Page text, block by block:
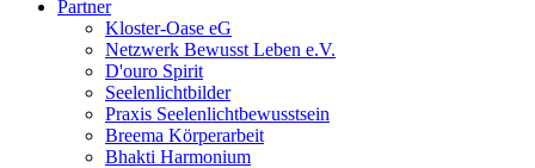
Partner
Kloster-Oase eG
Netzwerk Bewusst Leben e.V.
D'ouro Spirit
Seelenlichtbilder
Praxis Seelenlichtbewusstsein
Breema Körperarbeit
Bhakti Harmonium